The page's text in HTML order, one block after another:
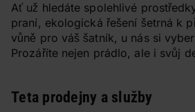
Ať už hledáte spolehlivé
praní, ekologická řešení šetrná k
vůně pro váš šatník, u nás si
Prozáříte nejen prádlo, ale i svůj
Teta prodejny a služby